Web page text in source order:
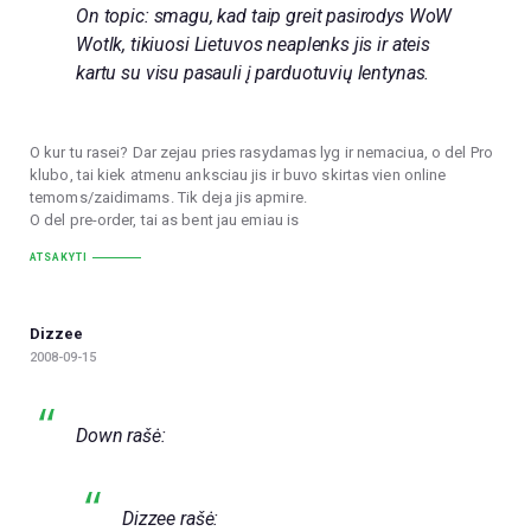
On topic: smagu, kad taip greit pasirodys WoW
Wotlk, tikiuosi Lietuvos neaplenks jis ir ateis
kartu su visu pasauli į parduotuvių lentynas.
O kur tu rasei? Dar zejau pries rasydamas lyg ir nemaciua, o del Pro
klubo, tai kiek atmenu anksciau jis ir buvo skirtas vien online
temoms/zaidimams. Tik deja jis apmire.
O del pre-order, tai as bent jau emiau is
ATSAKYTI
Dizzee
2008-09-15
Down rašė:
Dizzee rašė: